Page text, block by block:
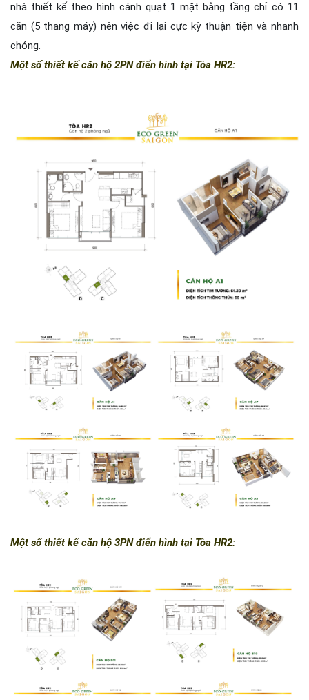
nhà thiết kế theo hình cánh quạt 1 mặt bằng tầng chỉ có 11
căn (5 thang máy) nên việc đi lại cực kỳ thuận tiện và nhanh
chóng.
Một số thiết kế căn hộ 2PN điển hình tại Tòa HR2:
Một số thiết kế căn hộ 3PN điển hình tại Tòa HR2: